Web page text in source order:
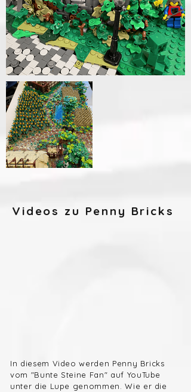
Videos zu Penny Bricks
In diesem Video werden Penny Bricks
vom "Bunte Steine Fan" auf YouTube
unter die Lupe genommen. Wie er die